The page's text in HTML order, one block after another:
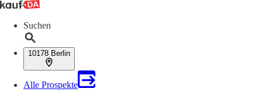
Suchen
10178 Berlin
Alle Prospekte